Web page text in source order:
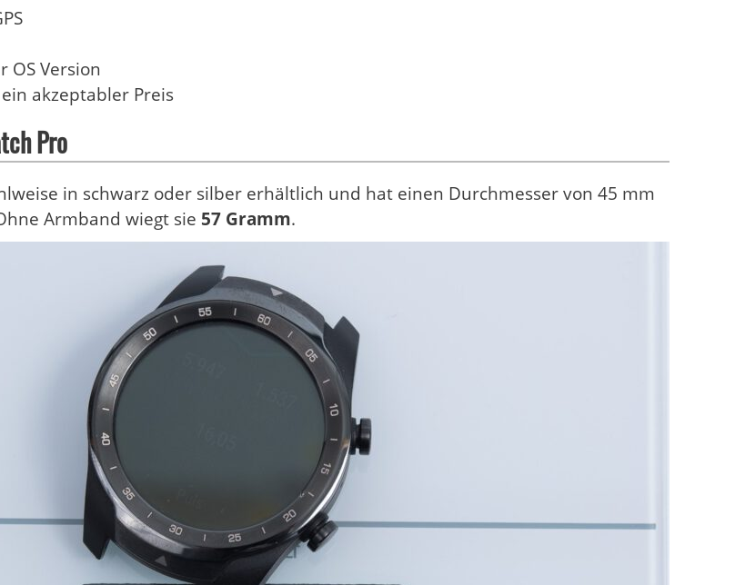
OS Version
akzeptabler Preis
Pro
in schwarz oder silber erhältlich und hat einen Durchmesser von 45 mm
Armband wiegt sie 57 Gramm.